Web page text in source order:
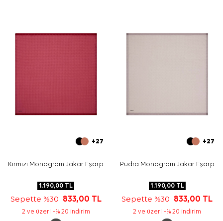
Bakım
Bu ürün hangi kumaş kalitesindedir?
Bu polyester eşarp hangi kombinlerle kullanılabilir?
+27
Kırmızı Monogram Jakar Eşarp
1.190,00 TL
Sepette %30 833,00 TL
2 ve üzeri +% 20 indirim
+27
Pudra Monogram Jakar Eşarp
1.190,00TL
Sepette %30 833,00 TL
2 ve üzeri +% 20 indirim